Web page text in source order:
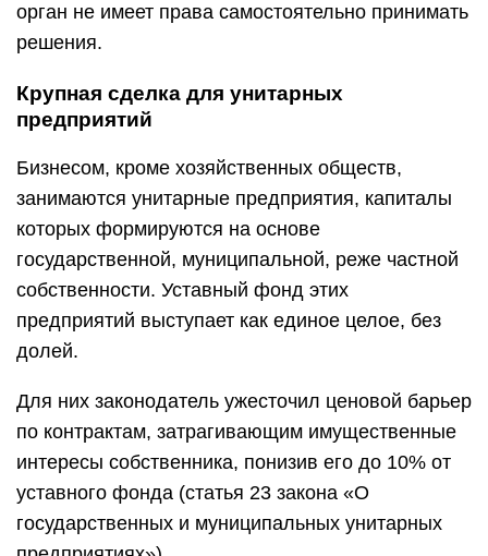
орган не имеет права самостоятельно принимать
решения.
Крупная сделка для унитарных
предприятий
Бизнесом, кроме хозяйственных обществ,
занимаются унитарные предприятия, капиталы
которых формируются на основе
государственной, муниципальной, реже частной
собственности. Уставный фонд этих
предприятий выступает как единое целое, без
долей.
Для них законодатель ужесточил ценовой барьер
по контрактам, затрагивающим имущественные
интересы собственника, понизив его до 10% от
уставного фонда (статья 23 закона «О
государственных и муниципальных унитарных